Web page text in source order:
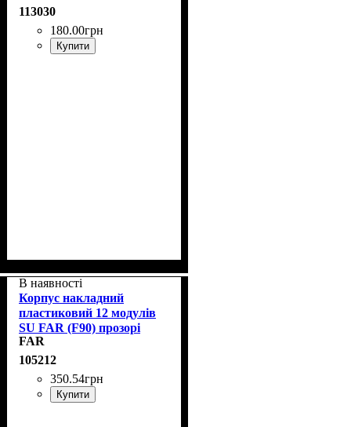
113030
180.00грн
Купити
В наявності
Корпус накладний
пластиковий 12 модулів
SU FAR (F90) прозорі
дверцята
FAR
105212
350.54грн
Купити